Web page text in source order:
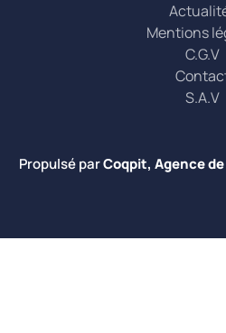
Mentions
C.G.V
S.A.V
Propulsé parCoqpit, Agence